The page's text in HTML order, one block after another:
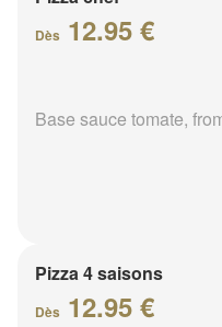
Dès 12.95 €
Base sauce tomate,
Pizza 4 saisons
Dès 12.95 €